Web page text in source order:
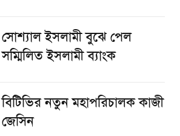
সোশ্যাল ইসলামী বুঝে পেল
সম্মিলিত ইসলামী ব্যাংক
বিটিভির নতুন মহাপরিচালক কাজী
জেসিন